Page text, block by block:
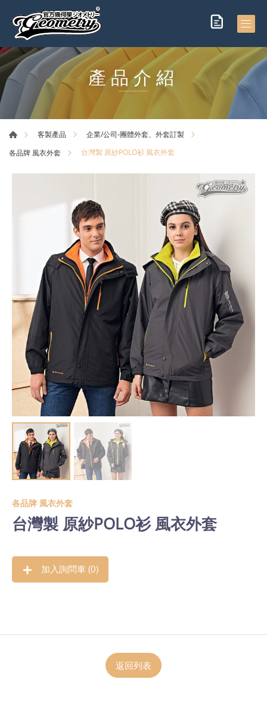
產品介紹
客製產品
企業/公司-團體外套、外套訂製
各品牌 風衣外套
台灣製 原紗POLO衫 風衣外套
各品牌 風衣外套
台灣製 原紗POLO衫 風衣外套
加入詢問車 (0)
返回列表